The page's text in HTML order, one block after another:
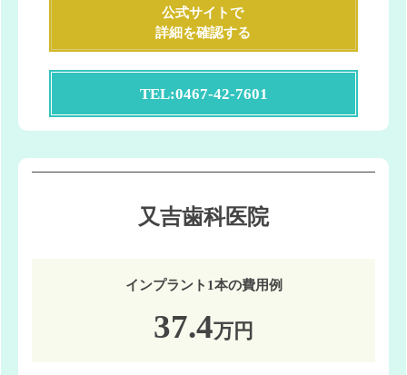
又吉歯科医院
インプラント1本の費用例
37.4万円
公式サイトで
詳細を確認する
TEL:0467-42-7601